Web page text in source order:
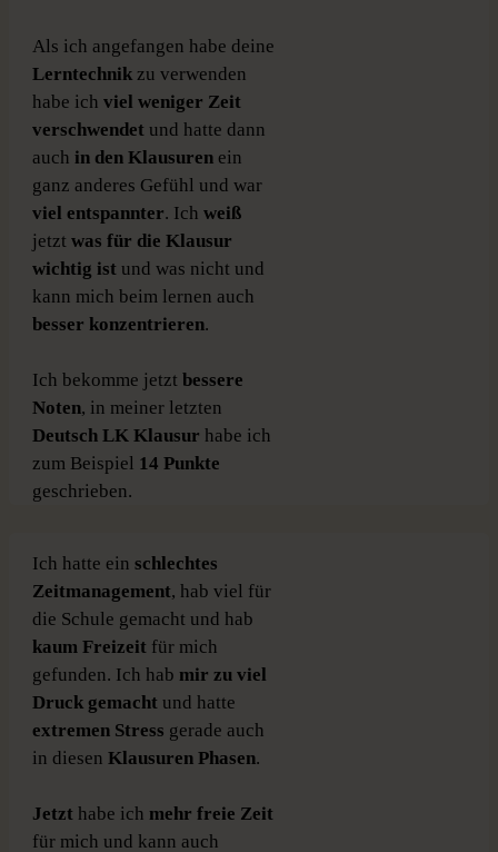
Als ich angefangen habe deine
Lerntechnik zu verwenden
habe ich viel weniger Zeit
verschwendet und hatte dann
auch in den Klausuren ein
ganz anderes Gefühl und war
viel entspannter. Ich weiß
jetzt was für die Klausur
wichtig ist und was nicht und
kann mich beim lernen auch
besser konzentrieren.
Ich bekomme jetzt bessere
Noten, in meiner letzten
Deutsch LK Klausur habe ich
zum Beispiel 14 Punkte
geschrieben.
Ich hatte ein schlechtes
Zeitmanagement, hab viel für
die Schule gemacht und hab
kaum Freizeit für mich
gefunden. Ich hab mir zu viel
Druck gemacht und hatte
extremen Stress gerade auch
in diesen Klausuren Phasen.
Jetzt habe ich mehr freie Zeit
für mich und kann auch